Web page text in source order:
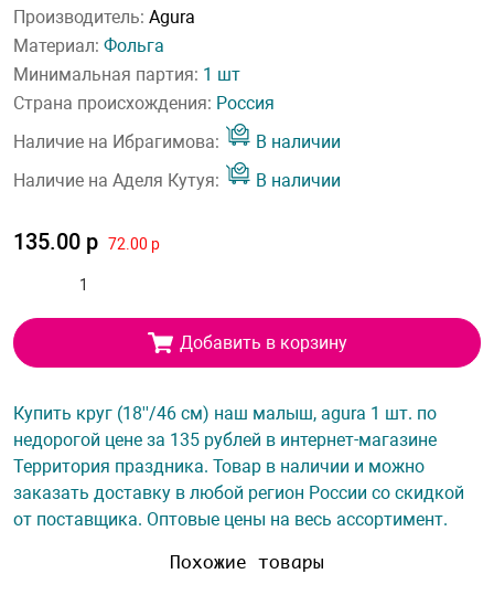
Производитель: Agura
Материал: Фольга
Минимальная партия: 1 шт
Страна происхождения: Россия
Наличие на Ибрагимова:
В наличии
Наличие на Аделя Кутуя:
В наличии
135.00 р 72.00 р
Добавить в корзину
Купить круг (18''/46 см) наш малыш, agura 1 шт. по
недорогой цене за 135 рублей в интернет-магазине
Территория праздника. Товар в наличии и можно
заказать доставку в любой регион России со скидкой
от поставщика. Оптовые цены на весь ассортимент.
Похожие товары